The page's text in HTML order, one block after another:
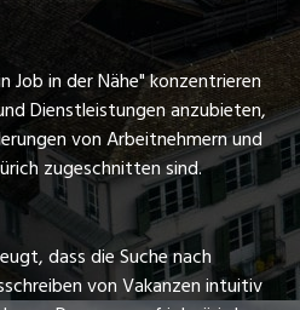
Job in der Nähe" konzentrieren
Dienstleistungen anzubieten,
von Arbeitnehmern und
zugeschnitten sind.
dass die Suche nach
von Vakanzen intuitiv